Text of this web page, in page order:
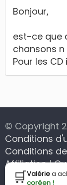
Bonjour,
est-ce que
chansons
Pour les CD
© Copyright
Conditions
Conditions
Affiliation|
Mon
🛒Valériea
coréen !